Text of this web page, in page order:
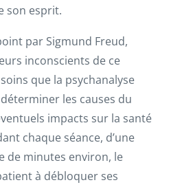
son esprit.
par Sigmund Freud,
inconscients de ce
que la psychanalyse
les causes du
impacts sur la santé
chaque séance, d’une
de minutes environ, le
à débloquer ses